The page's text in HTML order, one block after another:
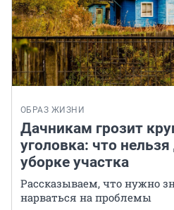
ОБРАЗ ЖИЗНИ
Дачникам грозит
уголовка: что
уборке участка
Рассказываем, что нужно
нарваться на проблемы